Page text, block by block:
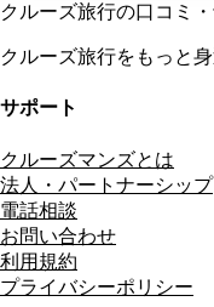
クルーズ旅行の口コミ
クルーズ旅行をもっと身
サポート
クルーズマンズとは
法人・パートナーシップ
電話相談
お問い合わせ
利用規約
プライバシーポリシー